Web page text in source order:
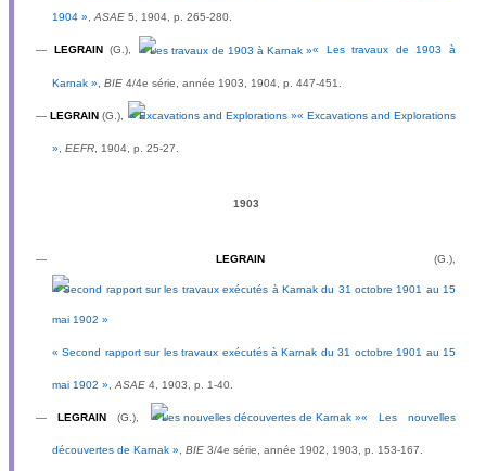
1904 »,ASAE 5, 1904, p. 265-280.
— LEGRAIN (G.), « Les travaux de 1903 à
Karnak » BIE 4/4e série, année 1903, 1904, p. 447-451.
—LEGRAIN (G.), « Excavations and Explorations
» EEFR , 1904, p. 25-27.
1903
— LEGRAIN (G.),
« Second rapport sur les travaux exécutés à Karnak du 31 octobre 1901 au 15
mai 1902 » ASAE 4, 1903, p. 1-40.
—LEGRAIN (G.), « Les nouvelles
découvertes de Karnak », BIE 3/4e série, année 1902, 1903, p. 153-167.